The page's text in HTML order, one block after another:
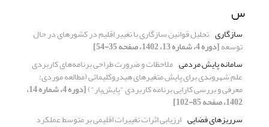
س
سازگاری تحلیل قوانین سازگاری با تغییر اقلیم در کشورهای در حال
توسعه[دوره 4، شماره 13، 1402، صفحه 35-54]
سامانه پایش مردمی ملاحظات و ضرورت طراحی برنامه‌های کاربردی
علم شهروندی برای پایش متغیرهای هیدروکلیمائی (مطالعه موردی:
معرفی و بررسی کارایی برنامه کاربردی "پایش‌یار") [دوره 4، شماره 14،
1402، صفحه 85-102]
سرریزهای فضایی ارزیابی اثرات تغییرات اقلیمی بر متوسط عملکرد